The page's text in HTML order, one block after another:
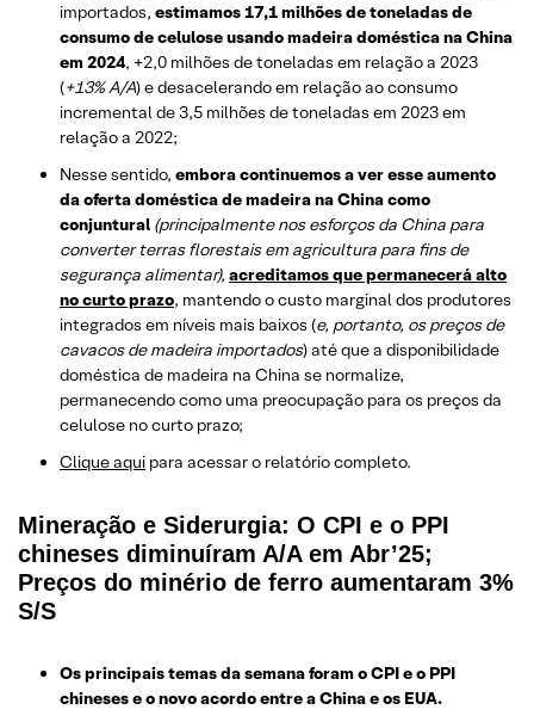
importados, estimamos 17,1 milhões de toneladas de
consumo de celulose usando madeira doméstica na China
em 2024, +2,0 milhões de toneladas em relação a 2023
(+13% A/A) e desacelerando em relação ao consumo
incremental de 3,5 milhões de toneladas em 2023 em
relação a 2022;
Nesse sentido, embora continuemos a ver esse aumento
da oferta doméstica de madeira na China como
conjuntural (principalmente nos esforços da China para
converter terras florestais em agricultura para fins de
segurança alimentar), acreditamos que permanecerá alto
no curto prazo, mantendo o custo marginal dos produtores
integrados em níveis mais baixos (e, portanto, os preços de
cavacos de madeira importados) até que a disponibilidade
doméstica de madeira na China se normalize,
permanecendo como uma preocupação para os preços da
celulose no curto prazo;
Clique aqui para acessar o relatório completo.
Mineração e Siderurgia: O CPI e o PPI
chineses diminuíram A/A em Abr’25;
Preços do minério de ferro aumentaram 3%
S/S
Os principais temas da semana foram o CPI e o PPI
chineses e o novo acordo entre a China e os EUA.